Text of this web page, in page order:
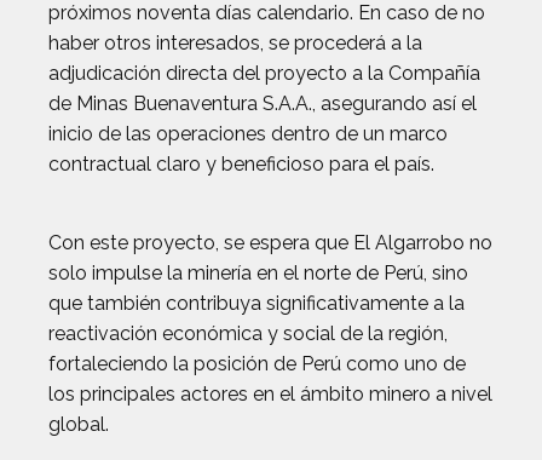
próximos noventa días calendario. En caso de no
haber otros interesados, se procederá a la
adjudicación directa del proyecto a la Compañía
de Minas Buenaventura S.A.A., asegurando así el
inicio de las operaciones dentro de un marco
contractual claro y beneficioso para el país.
Con este proyecto, se espera que El Algarrobo no
solo impulse la minería en el norte de Perú, sino
que también contribuya significativamente a la
reactivación económica y social de la región,
fortaleciendo la posición de Perú como uno de
los principales actores en el ámbito minero a nivel
global.